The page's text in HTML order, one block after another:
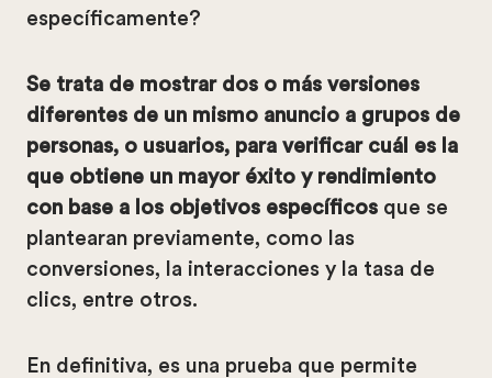
específicamente?
Se trata de mostrar dos o más versiones
diferentes de un mismo anuncio a grupos de
personas, o usuarios, para verificar cuál es la
que obtiene un mayor éxito y rendimiento
con base a los objetivos específicos que se
plantearan previamente, como las
conversiones, la interacciones y la tasa de
clics, entre otros.
En definitiva, es una prueba que permite